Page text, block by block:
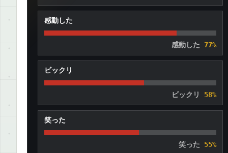
感動した
感動した 77%
ビックリ
ビックリ 58%
笑った
笑った 55%